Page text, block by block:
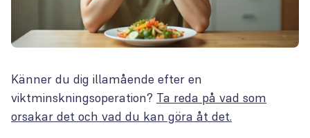
Känner du dig illamående efter en
viktminskningsoperation? Ta reda på vad som
orsakar det och vad du kan göra åt det.